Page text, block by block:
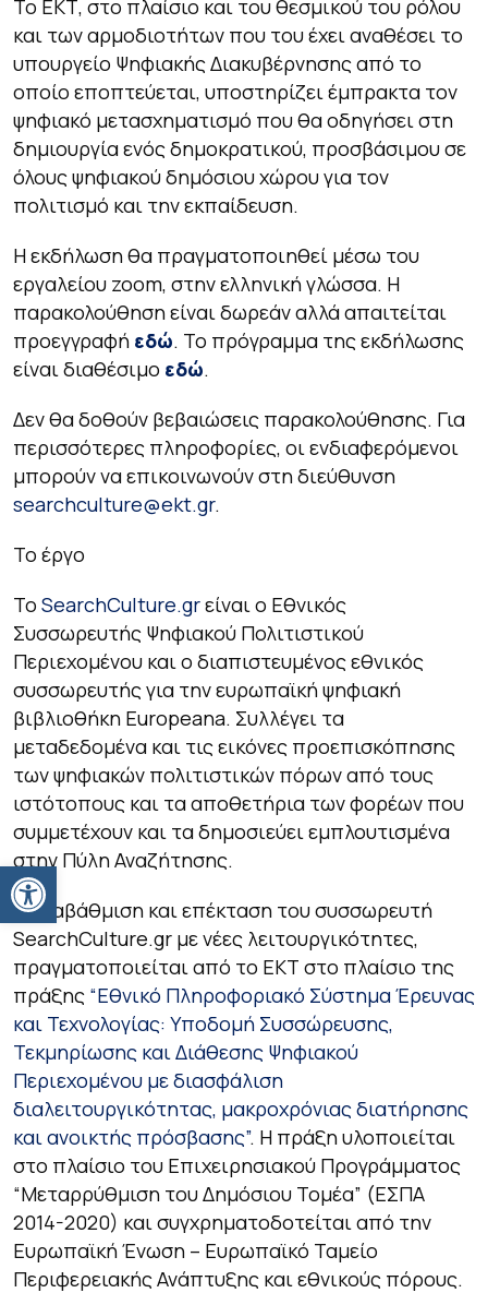
Ανοίξτε τη γραμμή εργαλείων
Το ΕΚΤ, στο πλαίσιο και του θεσμικού του ρόλου
και των αρμοδιοτήτων που του έχει αναθέσει το
υπουργείο Ψηφιακής Διακυβέρνησης από το
οποίο εποπτεύεται, υποστηρίζει έμπρακτα τον
ψηφιακό μετασχηματισμό που θα οδηγήσει στη
δημιουργία ενός δημοκρατικού, προσβάσιμου σε
όλους ψηφιακού δημόσιου χώρου για τον
πολιτισμό και την εκπαίδευση.
Η εκδήλωση θα πραγματοποιηθεί μέσω του
εργαλείου zoom, στην ελληνική γλώσσα. Η
παρακολούθηση είναι δωρεάν αλλά απαιτείται
προεγγραφή εδώ. Το πρόγραμμα της εκδήλωσης
είναι διαθέσιμο εδώ.
Δεν θα δοθούν βεβαιώσεις παρακολούθησης. Για
περισσότερες πληροφορίες, οι ενδιαφερόμενοι
μπορούν να επικοινωνούν στη διεύθυνση
searchculture@ekt.gr.
Το έργο
Το SearchCulture.grείναι ο Εθνικός
Συσσωρευτής Ψηφιακού Πολιτιστικού
Περιεχομένου και ο διαπιστευμένος εθνικός
συσσωρευτής για την ευρωπαϊκή ψηφιακή
βιβλιοθήκη Europeana. Συλλέγει τα
μεταδεδομένα και τις εικόνες προεπισκόπησης
των ψηφιακών πολιτιστικών πόρων από τους
ιστότοπους και τα αποθετήρια των φορέων που
συμμετέχουν και τα δημοσιεύει εμπλουτισμένα
στην Πύλη Αναζήτησης.
H αναβάθμιση και επέκταση του συσσωρευτή
SearchCulture.gr με νέες λειτουργικότητες,
πραγματοποιείται από το ΕΚΤ στο πλαίσιο της
πράξης “Εθνικό Πληροφοριακό Σύστημα Έρευνας
και Τεχνολογίας: Υποδομή Συσσώρευσης,
Τεκμηρίωσης και Διάθεσης Ψηφιακού
Περιεχομένου με διασφάλιση
διαλειτουργικότητας, μακροχρόνιας διατήρησης
και ανοικτής πρόσβασης”. Η πράξη υλοποιείται
στο πλαίσιο του Επιχειρησιακού Προγράμματος
“Μεταρρύθμιση του Δημόσιου Τομέα” (ΕΣΠΑ
2014-2020) και συγχρηματοδοτείται από την
Ευρωπαϊκή Ένωση – Ευρωπαϊκό Ταμείο
Περιφερειακής Ανάπτυξης και εθνικούς πόρους.